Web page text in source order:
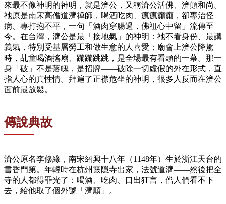
來最不像神明的神明，就是濟公，又稱濟公活佛、濟顛和尚。
祂原是南宋高僧道濟禪師，喝酒吃肉、瘋瘋癲癲，卻專治怪
病、專打抱不平，一句「酒肉穿腸過，佛祖心中留」流傳至
今。在台灣，濟公是最「接地氣」的神明：祂不看身份、最講
義氣，特別受基層勞工和做生意的人喜愛；廟會上濟公降駕
時，乩童喝酒搖扇、蹦蹦跳跳，是全場最有看頭的一幕。那一
身「破」不是落魄，是招牌——破除一切虛假的外在形式，直
指人心的真性情。拜遍了正襟危坐的神明，很多人反而在濟公
面前最放鬆。
傳說典故
濟公原名李修緣，南宋紹興十八年（1148年）生於浙江天台的
書香門第。年輕時在杭州靈隱寺出家，法號道濟——然後把全
寺的人都得罪光了：喝酒、吃肉、口出狂言，僧人們看不下
去，給他取了個外號「濟顛」。